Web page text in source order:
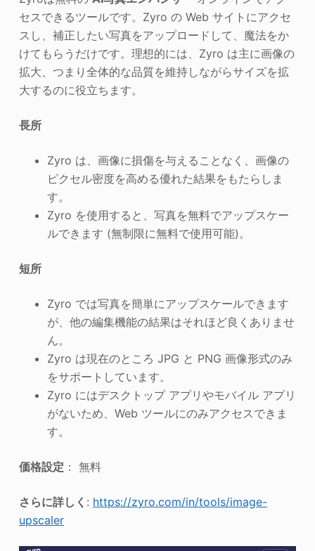
セスできるツールです。Zyro の Web サイトにアクセ
スし、補正したい写真をアップロードして、魔法をか
けてもらうだけです。理想的には、Zyro は主に画像の
拡大、つまり全体的な品質を維持しながらサイズを拡
大するのに役立ちます。
長所
Zyro は、画像に損傷を与えることなく、画像の
ピクセル密度を高める優れた結果をもたらしま
す。
Zyro を使用すると、写真を無料でアップスケー
ルできます (無制限に無料で使用可能)。
短所
Zyro では写真を簡単にアップスケールできます
が、他の編集機能の結果はそれほど良くありませ
ん。
Zyro は現在のところ JPG と PNG 画像形式のみ
をサポートしています。
Zyro にはデスクトップ アプリやモバイル アプリ
がないため、Web ツールにのみアクセスできま
す。
価格設定 ： 無料
さらに詳しく : https://zyro.com/in/tools/image-
upscaler